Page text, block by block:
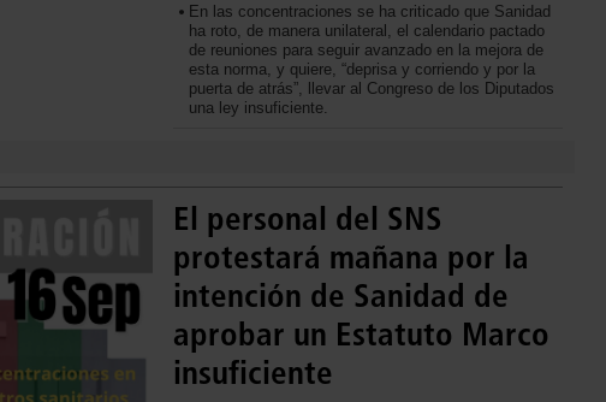
En las concentraciones se ha criticado que Sanidad
ha roto, de manera unilateral, el calendario pactado
de reuniones para seguir avanzado en la mejora de
esta norma, y quiere, “deprisa y corriendo y por la
puerta de atrás”, llevar al Congreso de los Diputados
una ley insuficiente.
El personal del SNS
protestará mañana por la
intención de Sanidad de
aprobar un Estatuto Marco
insuficiente